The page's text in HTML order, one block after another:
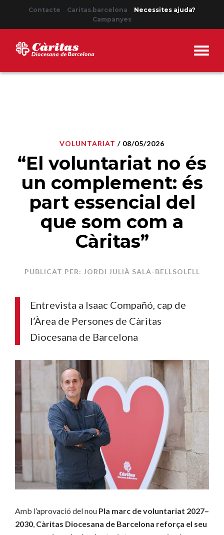
Contacte Caritas.barcelona
Necessites ajuda?
Campanyes
VOLUNTARIAT / 08/05/2026
“El voluntariat no és
un complement: és
part essencial del
que som com a
Càritas”
PUBLICAT PER: JORDI JULIÀ SALA-BELLSOLELL
Entrevista a Isaac Compañó, cap de
l’Àrea de Persones de Càritas
Diocesana de Barcelona
Amb l’aprovació del nou Pla marc de voluntariat 2027–
2030 Càritas Diocesana de Barcelona reforça el seu